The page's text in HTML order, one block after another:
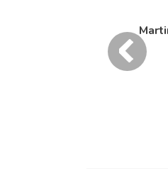
polovinu méně padají
rozčesávání zůstane
Společně s termo